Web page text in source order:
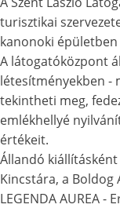
turisztikai
kanonoki
A látogatóközpont
létesítményekben -
tekintheti meg,
emlékhellyé
értékeit.
Állandó kiállításként
Kincstára, a Boldog
LEGENDA AUREA